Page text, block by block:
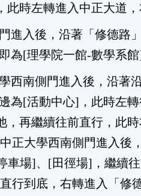
時左轉進入中正大道
進入後，沿著「修德路
為[理學院一館-數學系館]
西南側門進入後，沿著
為[活動中心]，此時左
再繼續往前直行，此
大學西南側門進入後
場]、[田徑場]，繼續
到底，右轉進入「修